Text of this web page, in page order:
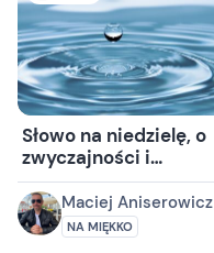
Słowo na niedzielę, o
zwyczajności i
niezwyczajności
Maciej Aniserowicz
NA MIĘKKO